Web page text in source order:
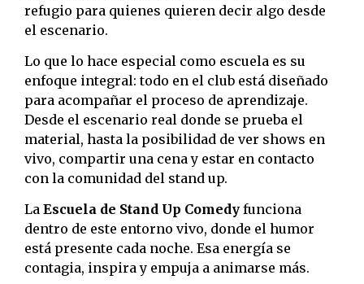
refugio para quienes quieren decir algo desde
el escenario.
Lo que lo hace especial como escuela es su
enfoque integral: todo en el club está diseñado
para acompañar el proceso de aprendizaje.
Desde el escenario real donde se prueba el
material, hasta la posibilidad de ver shows en
vivo, compartir una cena y estar en contacto
con la comunidad del stand up.
La Escuela de Stand Up Comedy funciona
dentro de este entorno vivo, donde el humor
está presente cada noche. Esa energía se
contagia, inspira y empuja a animarse más.